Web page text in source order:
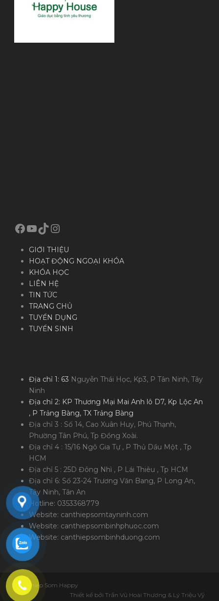
Facebook YouTube TikTok Instagram
GIỚI THIỆU
HOẠT ĐỘNG NGOẠI KHÓA
KHÓA HỌC
LIÊN HỆ
TIN TỨC
TRANG CHỦ
TUYỂN DỤNG
TUYỂN SINH
Địa chỉ 1: 63 Nguyễn Thái Học, Kp3, P Tân Ninh, Tây
Ninh
Địa chỉ 2: KP Thương Mại Mai Anh lô D7, Kp Lộc An
, P Trảng Bàng, TX Trảng Bàng
Địa chỉ 3 : Số 14, Cao Xuân Huy, Phú Thạnh,
Phường Tân Phú, Tp Đồng Xoài.
Địa chỉ 4 : 15/16 Ngô Gia Tự , P Thủ Dầu Một , Tp
HCM
Địa chỉ 5 : 25D Đông Nhì , P Lái Thiêu , Tp HCM
Địa chỉ 6: Số 23-24 Trương Văn Bang, P Long An,
Tây Ninh, Tân An
Hotline: 0353368779
Website: canthiepsomtayninh.com
Website: canthiepsombinhphuoc.com
Website: canthiepsombinhduong.com
Can Thiep Som Happy
Thiết kế bởi Trần Vũ Hoài Thương & Lý Triệu Vỹ